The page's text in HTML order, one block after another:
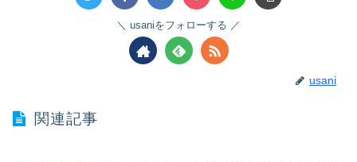
usaniをフォローする
usani
関連記事